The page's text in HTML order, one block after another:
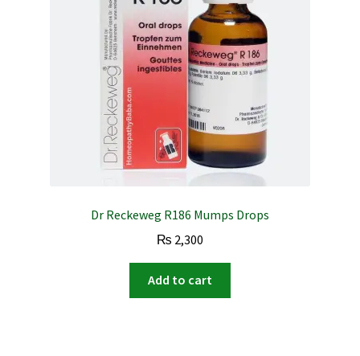
Dr Reckeweg R186 Mumps Drops
₨ 2,300
Add to cart